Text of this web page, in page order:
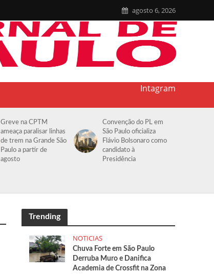
agosto 6, 2026
Intagram
Greve na CPTM
ameaça paralisar linhas
de trem na Grande São
Paulo a partir de
agosto
Convenção do PL em
São Paulo oficializa
Flávio Bolsonaro como
candidato à
Presidência
Trending
NOTICIAS
Chuva Forte em São Paulo
Derruba Muro e Danifica
Academia de Crossfit na Zona